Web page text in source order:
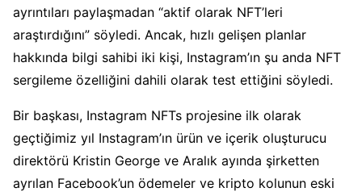
ayrıntıları paylaşmadan “aktif olarak NFT’leri
araştırdığını” söyledi. Ancak, hızlı gelişen planlar
hakkında bilgi sahibi iki kişi, Instagram’ın şu anda NFT
sergileme özelliğini dahili olarak test ettiğini söyledi.
Bir başkası, Instagram NFTs projesine ilk olarak
geçtiğimiz yıl Instagram’ın ürün ve içerik oluşturucu
direktörü Kristin George ve Aralık ayında şirketten
ayrılan Facebook’un ödemeler ve kripto kolunun eski